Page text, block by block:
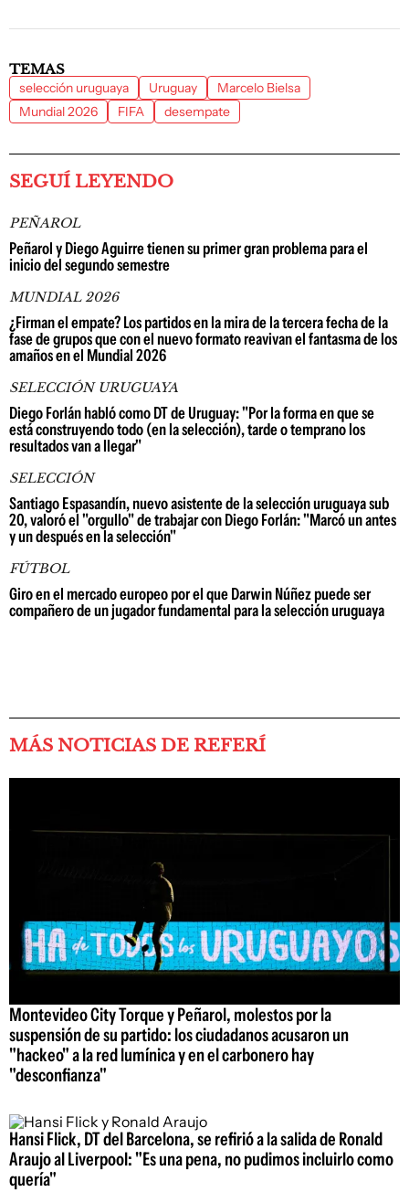
TEMAS
selección uruguaya Uruguay
Marcelo Bielsa
Mundial 2026
FIFA desempate
SEGUÍ LEYENDO
PEÑAROL
Peñarol y Diego Aguirre tienen su primer gran problema para el
inicio del segundo semestre
MUNDIAL 2026
¿Firman el empate? Los partidos en la mira de la tercera fecha de la
fase de grupos que con el nuevo formato reavivan el fantasma de los
amaños en el Mundial 2026
SELECCIÓN URUGUAYA
Diego Forlán habló como DT de Uruguay: "Por la forma en que se
está construyendo todo (en la selección), tarde o temprano los
resultados van a llegar"
SELECCIÓN
Santiago Espasandín, nuevo asistente de la selección uruguaya sub
20, valoró el "orgullo" de trabajar con Diego Forlán: "Marcó un antes
y un después en la selección"
FÚTBOL
Giro en el mercado europeo por el que Darwin Núñez puede ser
compañero de un jugador fundamental para la selección uruguaya
MÁS NOTICIAS DE REFERÍ
Montevideo City Torque y Peñarol, molestos por la
suspensión de su partido: los ciudadanos acusaron un
"hackeo" a la red lumínica y en el carbonero hay
"desconfianza"
Hansi Flick, DT del Barcelona, se refirió a la salida de Ronald
Araujo al Liverpool: "Es una pena, no pudimos incluirlo como
quería"